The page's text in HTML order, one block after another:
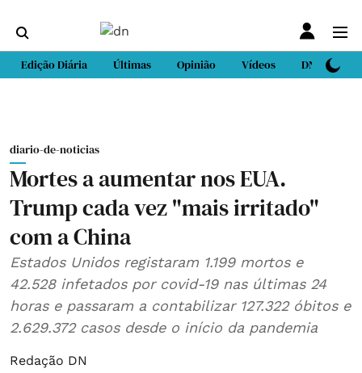
Edição Diária Últimas Opinião Vídeos DN Sport
diario-de-noticias
Mortes a aumentar nos EUA.
Trump cada vez "mais irritado"
com a China
Estados Unidos registaram 1.199 mortos e
42.528 infetados por covid-19 nas últimas 24
horas e passaram a contabilizar 127.322 óbitos e
2.629.372 casos desde o início da pandemia
Redação DN